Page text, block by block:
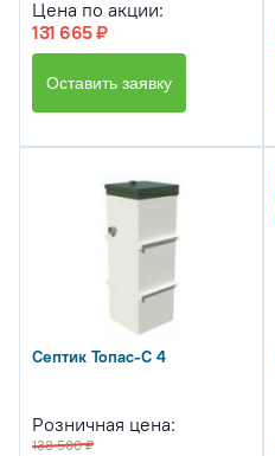
Цена по акции:
131 665 ₽
Оставить заявку
Септик Топас-С 4
Розничная цена:
138 500 ₽